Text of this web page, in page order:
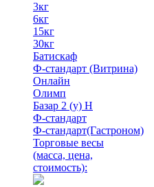
3кг
6кг
15кг
30кг
Батискаф
Ф-стандарт (Витрина)
Онлайн
Олимп
Базар 2 (у) Н
Ф-стандарт
Ф-стандарт(Гастроном)
Торговые весы
(масса, цена,
стоимость):